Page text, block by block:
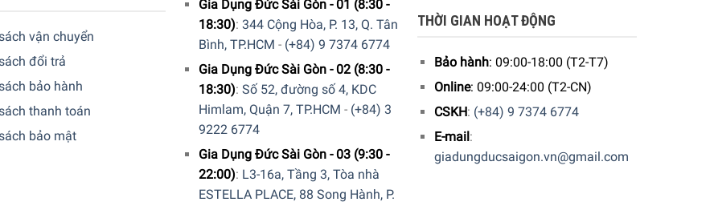
iQ300 ET375FFP1E mang đến sự linh hoạt khi trang bị vùng nấu có công nghệ khác nhau
ET375FFP1E cực kỳ đơn giản, trực quan thông qua bảng điều khiển cảm ứng với touchSlider. Với công nghệ
điều khiển bằng cách chạm trực tiếp hoặc vuốt dọc theo bảng điều khiển. Việc điều chỉnh nhiệt theo dạng nửa
vận chuyển
đổi trả
bảo hành
thanh toán
bảo mật
Gia Dụng Đức Sài Gòn - 01 (8:30 -
18:30): 344 Cộng Hòa, P. 13, Q. Tân
Bình, TP.HCM - (+84) 9 7374 6774
Gia Dụng Đức Sài Gòn - 02 (8:30 -
18:30): Số 52, đường số 4, KDC
Himlam, Quận 7, TP.HCM - (+84) 3
9222 6774
Gia Dụng Đức Sài Gòn - 03 (9:30 -
22:00): L3-16a, Tầng 3, Tòa nhà
ESTELLA PLACE, 88 Song Hành, P.
THỜI GIAN HOẠT ĐỘNG
Bảo hành: 09:00-18:00 (T2-T7)
Online: 09:00-24:00 (T2-CN)
CSKH: (+84) 9 7374 6774
E-mail:
giadungducsaigon.vn@gmail.com